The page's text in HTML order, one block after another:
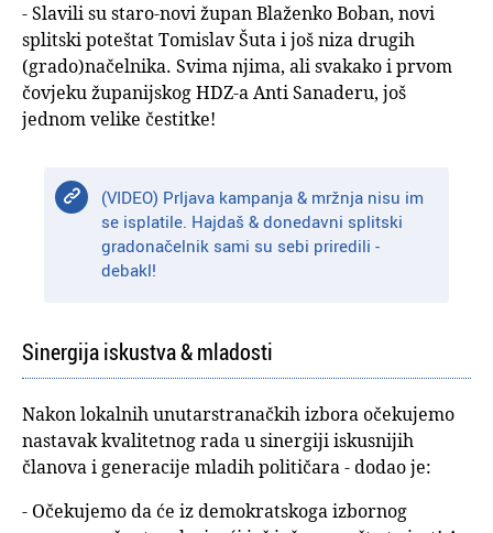
- Slavili su staro-novi župan Blaženko Boban, novi
splitski poteštat Tomislav Šuta i još niza drugih
(grado)načelnika. Svima njima, ali svakako i prvom
čovjeku županijskog HDZ-a Anti Sanaderu, još
jednom velike čestitke!
(VIDEO) Prljava kampanja & mržnja nisu im
se isplatile. Hajdaš & donedavni splitski
gradonačelnik sami su sebi priredili -
debakl!
Sinergija iskustva & mladosti
Nakon lokalnih unutarstranačkih izbora očekujemo
nastavak kvalitetnog rada u sinergiji iskusnijih
članova i generacije mladih političara - dodao je:
- Očekujemo da će iz demokratskoga izbornog